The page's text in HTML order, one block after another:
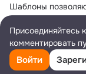
Шаблоны
документов,
ваше время. В
использовать
Что такое шаблон
Шаблон — это
Присоединяйтесь
комментировать
Войти